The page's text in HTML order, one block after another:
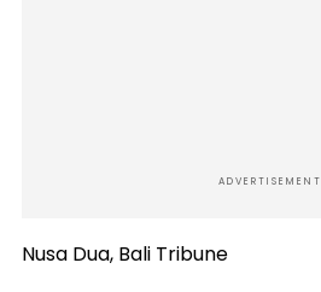
ADVERTISEMENT
Nusa Dua, Bali Tribune